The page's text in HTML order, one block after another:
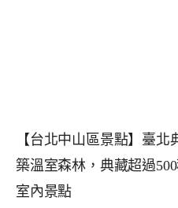
【台北中山區景點】臺
築溫室森林，典藏超過
室內景點